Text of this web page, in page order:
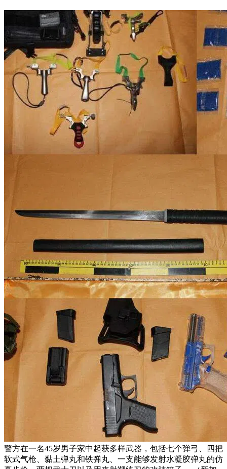
警方在一名45岁男子家中起获多样武器，包括七个弹弓、四把
软式气枪、黏土弹丸和铁弹丸、一支能够发射水凝胶弹丸的仿